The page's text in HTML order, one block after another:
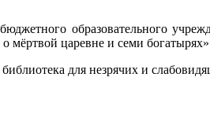
образовательного
мёртвой царевне и семи
для незрячих и